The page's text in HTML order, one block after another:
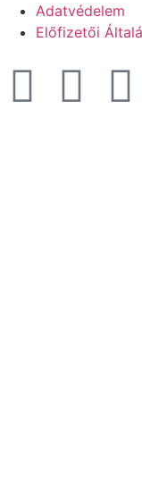
Adatvédelem
Előfizetői